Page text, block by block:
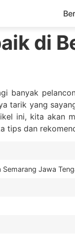
di
banyak
tarik yang
ini, kita akan
tips dan
Semarang Jawa